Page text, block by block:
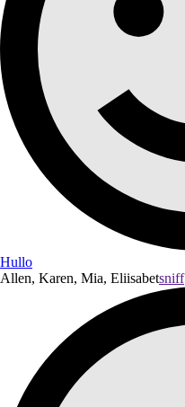
Hullo
Allen, Karen, Mia, Eliisabetsniff